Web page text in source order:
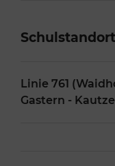
Linie 761
Gastern -